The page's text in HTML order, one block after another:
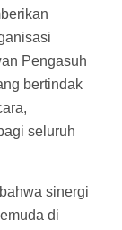
Pengasuh
bertindak
seluruh
sinergi
di